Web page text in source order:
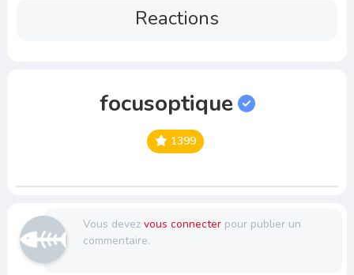
Reactions
focusoptique
1399
Vous devez vous connecterpour publier un
commentaire.